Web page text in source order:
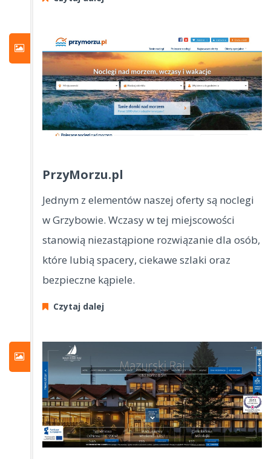
PrzyMorzu.pl
Jednym z elementów naszej oferty są noclegi
w Grzybowie. Wczasy w tej miejscowości
stanowią niezastąpione rozwiązanie dla osób,
które lubią spacery, ciekawe szlaki oraz
bezpieczne kąpiele.
Czytaj dalej